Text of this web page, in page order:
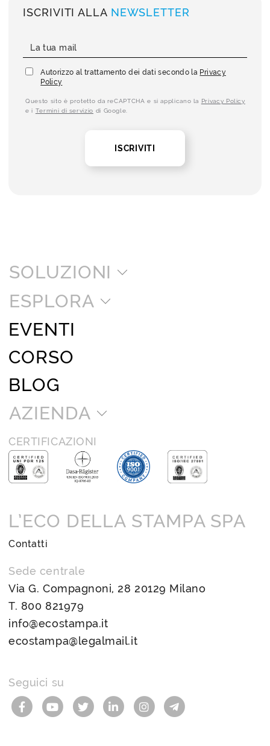
ISCRIVITI ALLA NEWSLETTER
Autorizzo al trattamento dei dati secondo la Privacy
Policy
Questo sito è protetto da reCAPTCHA e si applicano la Privacy Policy
e i Termini di servizio di Google.
ISCRIVITI
SOLUZIONI
ESPLORA
EVENTI
CORSO
BLOG
AZIENDA
CERTIFICAZIONI
L’ECO DELLA STAMPA SPA
Contatti
Sede centrale
Via G. Compagnoni, 28 20129 Milano
T. 800 821979
info@ecostampa.it
ecostampa@legalmail.it
Seguici su